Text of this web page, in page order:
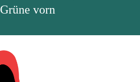
Grüne vorn